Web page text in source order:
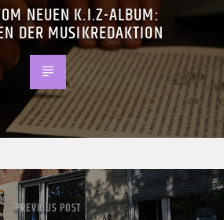
NEUEN K.I.Z-ALBUM:
DER MUSIKREDAKTION
PREVIOUS POST